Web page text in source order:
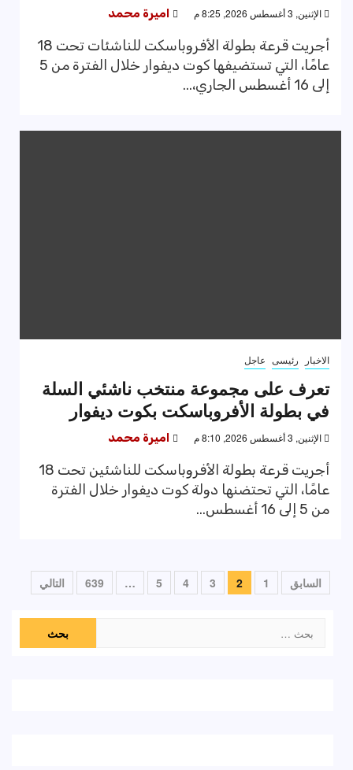
الإثنين, 3 أغسطس 2026, 8:25 م اميرة محمد
أجريت قرعة بطولة الأفروباسكت للناشئات تحت 18
عامًا، التي تستضيفها كوت ديفوار خلال الفترة من 5
إلى 16 أغسطس الجاري،...
الاخبار رئيسى عاجل
تعرف على مجموعة منتخب ناشئي السلة
في بطولة الأفروباسكت بكوت ديفوار
الإثنين, 3 أغسطس 2026, 8:10 م اميرة محمد
أجريت قرعة بطولة الأفروباسكت للناشئين تحت 18
عامًا، التي تحتضنها دولة كوت ديفوار خلال الفترة
من 5 إلى 16 أغسطس...
تعدد
المقالات
السابق 1
2
3
4
5
…
639 التالي
عن: